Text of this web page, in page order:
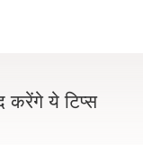
करेंगे ये टिप्स